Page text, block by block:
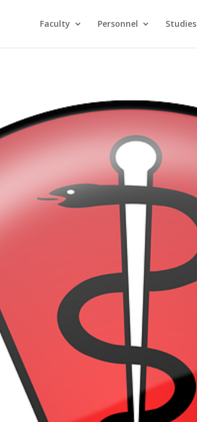
Faculty Personnel Studies